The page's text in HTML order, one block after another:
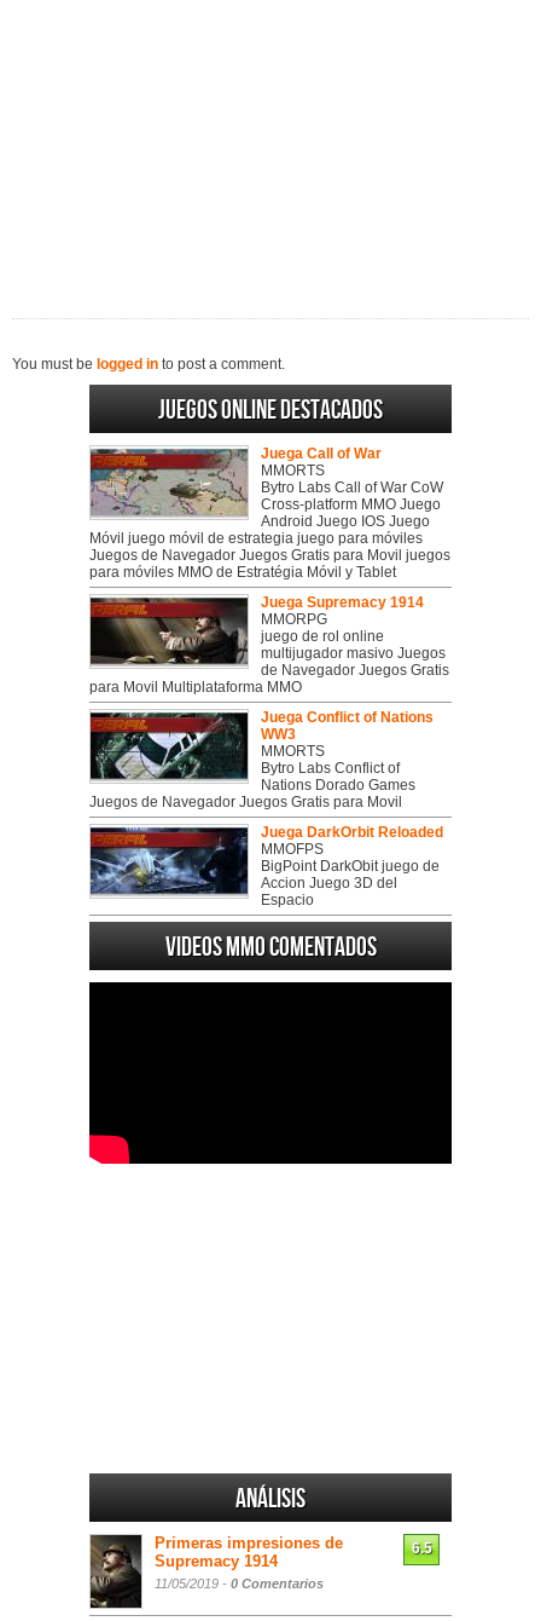
You must be logged in to post a comment.
Juegos online destacados
Juega Call of War
MMORTS
Bytro Labs Call of War CoW
Cross-platform MMO Juego
Android Juego IOS Juego
Móvil juego móvil de estrategia juego para móviles
Juegos de Navegador Juegos Gratis para Movil juegos
para móviles MMO de Estratégia Móvil y Tablet
Juega Supremacy 1914
MMORPG
juego de rol online
multijugador masivo Juegos
de Navegador Juegos Gratis
para Movil Multiplataforma MMO
Juega Conflict of Nations
WW3
MMORTS
Bytro Labs Conflict of
Nations Dorado Games
Juegos de Navegador Juegos Gratis para Movil
Juega DarkOrbit Reloaded
MMOFPS
BigPoint DarkObit juego de
Accion Juego 3D del
Espacio
Videos MMO Comentados
Análisis
Primeras impresiones de
Supremacy 1914
11/05/2019 - 0 Comentarios
6.5